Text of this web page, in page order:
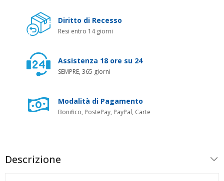
Diritto di Recesso
Resi entro 14 giorni
Assistenza 18 ore su 24
SEMPRE, 365 giorni
Modalità di Pagamento
Bonifico, PostePay, PayPal, Carte
Descrizione